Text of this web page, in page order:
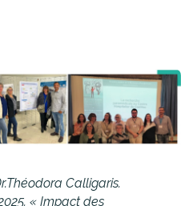
Calligaris.
« Impact des